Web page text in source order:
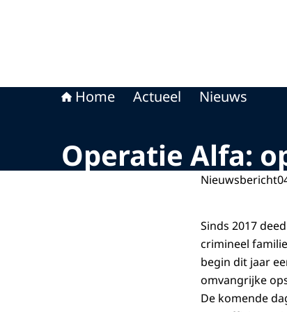
Home Actueel Nieuws
Operatie Alfa:
Nieuwsbericht
Sinds 2017
crimineel
begin dit jaar
omvangrijke
De komende